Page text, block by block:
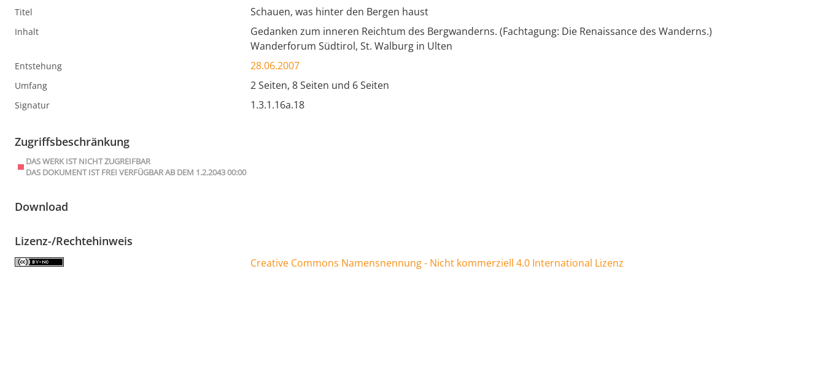
Titel Schauen, was hinter den Bergen haust
Inhalt
Gedanken zum inneren Reichtum des Bergwanderns. (Fachtagung: Die Renaissance des Wanderns.)
Wanderforum Südtirol, St. Walburg in Ulten
Entstehung 28.06.2007
Umfang 2 Seiten, 8 Seiten und 6 Seiten
Signatur 1.3.1.16a.18
Zugriffsbeschränkung
DAS WERK IST NICHT ZUGREIFBAR
DAS DOKUMENT IST FREI VERFÜGBAR AB DEM 1.2.2043 00:00
Download
Lizenz-/Rechtehinweis
Creative Commons Namensnennung - Nicht kommerziell 4.0 International Lizenz